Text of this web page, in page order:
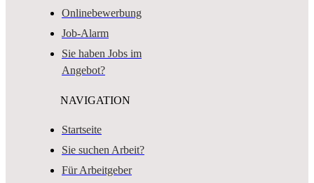
Onlinebewerbung
Job-Alarm
Sie haben Jobs im
Angebot?
NAVIGATION
Startseite
Sie suchen Arbeit?
Für Arbeitgeber